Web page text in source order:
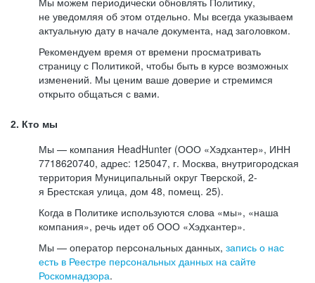
не уведомляя об этом отдельно. Мы всегда указываем
актуальную дату в начале документа, над заголовком.
Рекомендуем время от времени просматривать
страницу с Политикой, чтобы быть в курсе возможных
изменений. Мы ценим ваше доверие и стремимся
открыто общаться с вами.
2. Кто мы
Мы — компания HeadHunter (ООО «Хэдхантер», ИНН
7718620740, адрес: 125047, г. Москва, внутригородская
территория Муниципальный округ Тверской, 2-
я Брестская улица, дом 48, помещ. 25).
Когда в Политике используются слова «мы», «наша
компания», речь идет об ООО «Хэдхантер».
Мы — оператор персональных данных, запись о нас
есть в Реестре персональных данных на сайте
Роскомнадзора.